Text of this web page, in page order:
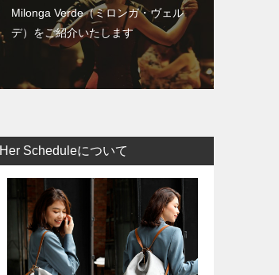
Milonga Verde（ミロンガ・ヴェル
デ）をご紹介いたします
Her Scheduleについて